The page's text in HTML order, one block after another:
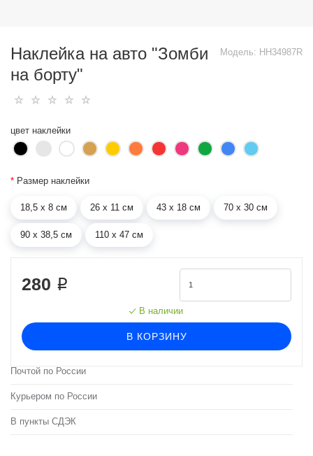
Модель: HH34987R
Наклейка на авто "Зомби
на борту"
цвет наклейки
* Размер наклейки
18,5 х 8 см 26 х 11 см 43 х 18 см 70 х 30 см
90 х 38,5 см 110 х 47 см
280 ₽
В наличии
В КОРЗИНУ
Почтой по России
Курьером по России
В пункты СДЭК